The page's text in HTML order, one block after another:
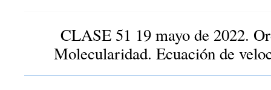
CLASE 51 19 mayo de 2022.
Molecularidad. Ecuación de